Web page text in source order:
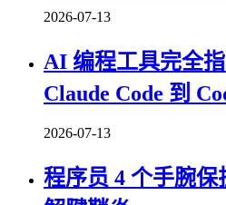
2026-07-13
AI 编程工具完全
Claude Code 到
2026-07-13
程序员 4 个手腕